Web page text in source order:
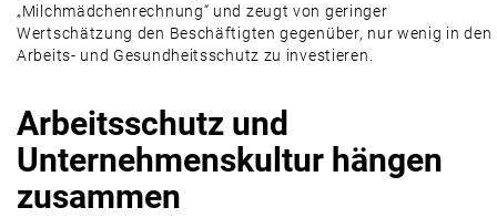
„Milchmädchenrechnung“ und zeugt von geringer
Wertschätzung den Beschäftigten gegenüber, nur wenig in den
Arbeits- und Gesundheitsschutz zu investieren.
Arbeitsschutz und
Unternehmenskultur hängen
zusammen